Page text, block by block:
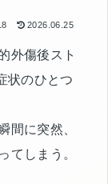
2026.06.25
外傷後スト
状のひとつ
間に突然、
てしまう。